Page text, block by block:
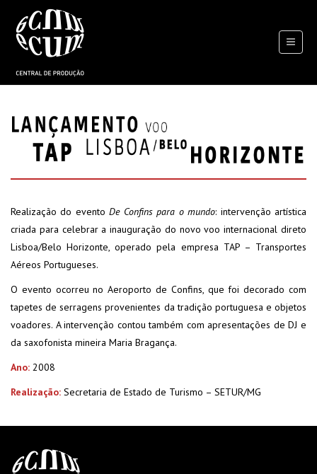
Toggle
Realização do eventoDe Confins para o mundo: intervenção artística
criada para celebrar a inauguração do novo voo internacional direto
Lisboa/Belo Horizonte, operado pela empresa TAP – Transportes
Aéreos Portugueses.
O evento ocorreu no Aeroporto de Confins, que foi decorado com
tapetes de serragens provenientes da tradição portuguesa e objetos
voadores. A intervenção contou também com apresentações de DJ e
da saxofonista mineira Maria Bragança.
Ano: 2008
Realização: Secretaria de Estado de Turismo – SETUR/MG